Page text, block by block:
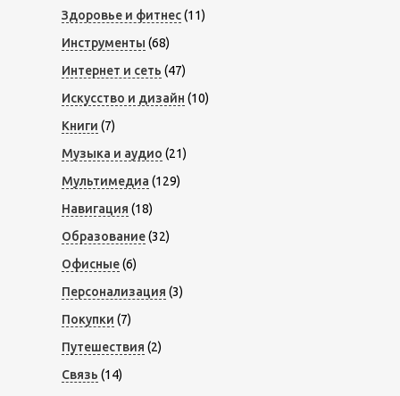
Здоровье и фитнес(11)
Инструменты (68)
Интернет и сеть (47)
Искусство и дизайн (10)
Книги (7)
Музыка и аудио (21)
Мультимедиа (129)
Навигация (18)
Образование(32)
Офисные(6)
Персонализация (3)
Покупки (7)
Путешествия (2)
Связь (14)